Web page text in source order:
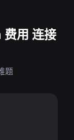
用 连接
题